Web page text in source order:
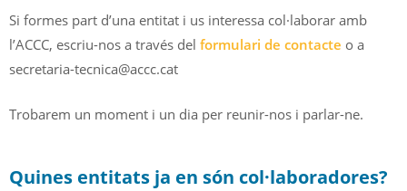
Si formes part d’una entitat i us interessa col·laborar amb
l’ACCC, escriu-nos a través del formulari de contacte o a
secretaria-tecnica@accc.cat
Trobarem un moment i un dia per reunir-nos i parlar-ne.
Quines entitats ja en són col·laboradores?